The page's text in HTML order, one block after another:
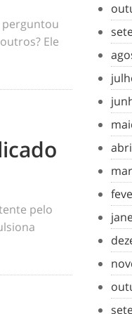
perguntou
Ele
pelo